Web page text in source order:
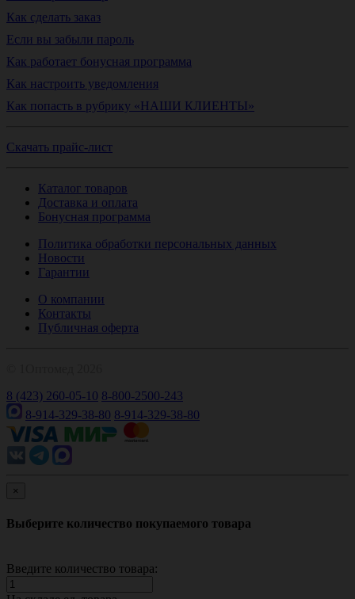
Как сделать заказ
Если вы забыли пароль
Как работает бонусная программа
Как настроить уведомления
Как попасть в рубрику «НАШИ КЛИЕНТЫ»
Скачать прайс-лист
Каталог товаров
Доставка и оплата
Бонусная программа
Политика обработки персональных данных
Новости
Гарантии
О компании
Контакты
Публичная оферта
8 (423) 260-05-10 8-800-2500-243
8-914-329-38-80 8-914-329-38-80
×
Выберите количество покупаемого товара
Введите количество товара: